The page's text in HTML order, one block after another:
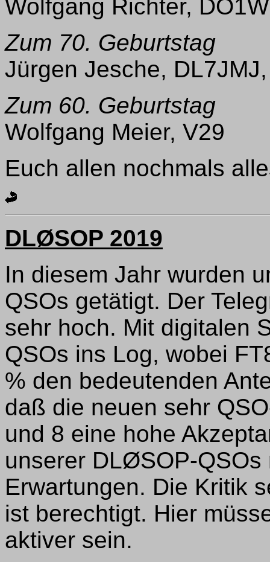
Wolfgang Richter,
Zum 70. Geburtstag
Jürgen Jesche,
Zum 60. Geburtstag
Wolfgang Meier, V29
Euch allen nochmals
DLØSOP 2019
In diesem Jahr wurden
QSOs getätigt. Der
sehr hoch. Mit digitalen
QSOs ins Log, wobei
% den bedeutenden
daß die neuen sehr
und 8 eine hohe
unserer DLØSOP-
Erwartungen. Die Kritik
ist berechtigt. Hier
aktiver sein.